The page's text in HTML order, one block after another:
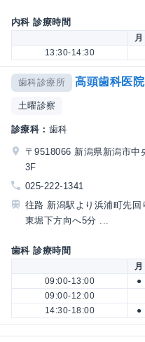
内科 診療時間
月
13:30-14:30
歯科診療所 高頭歯科医院
土曜診察
診療科： 歯科
〒9518066 新潟県新潟市中
3F
025-222-1341
往路 新潟駅より浜浦町先回
東堀下方向へ5分 ...
歯科 診療時間
月
09:00-13:00
●
09:00-12:00
14:30-18:00
●